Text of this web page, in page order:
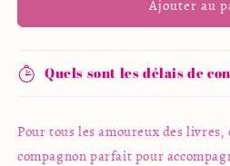
Verre
en
paille
Verre
en
paille
Ajouter au
Quels sont les délais de
Pour tous les amoureux des
compagnon parfait pour